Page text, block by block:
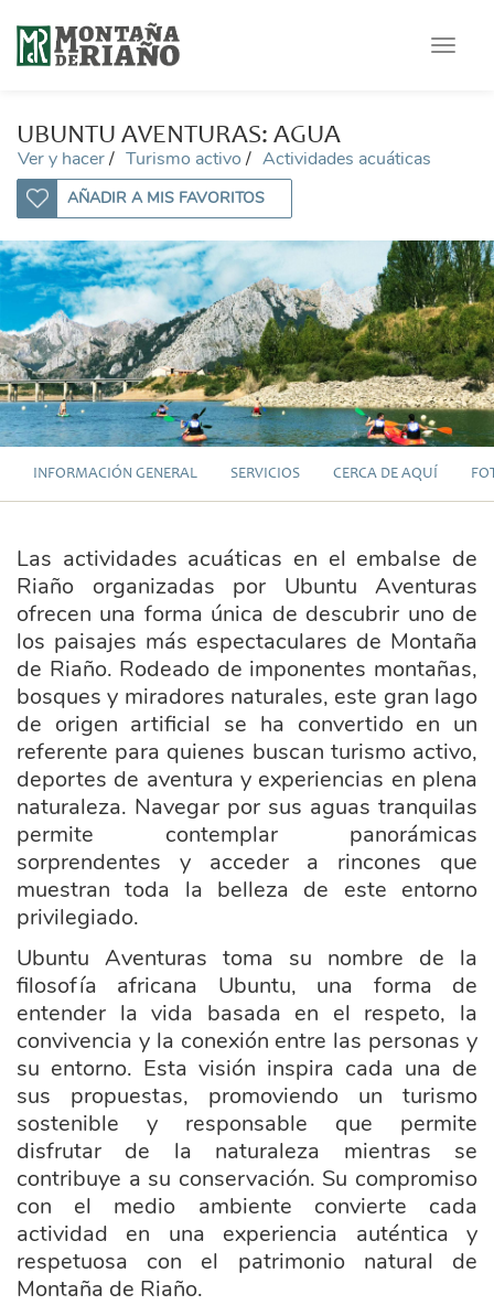
Toggle
UBUNTU AVENTURAS: AGUA
Ver y hacer Turismo activo Actividades acuáticas
AÑADIR A MIS FAVORITOS
INFORMACIÓN GENERAL SERVICIOS CERCA DE AQUÍ
Las actividades acuáticas en el embalse de
Riaño organizadas por Ubuntu Aventuras
ofrecen una forma única de descubrir uno de
los paisajes más espectaculares de Montaña
de Riaño. Rodeado de imponentes montañas,
bosques y miradores naturales, este gran lago
de origen artificial se ha convertido en un
referente para quienes buscan turismo activo,
deportes de aventura y experiencias en plena
naturaleza. Navegar por sus aguas tranquilas
permite contemplar panorámicas
sorprendentes y acceder a rincones que
muestran toda la belleza de este entorno
privilegiado.
Ubuntu Aventuras toma su nombre de la
filosofía africana Ubuntu, una forma de
entender la vida basada en el respeto, la
convivencia y la conexión entre las personas y
su entorno. Esta visión inspira cada una de
sus propuestas, promoviendo un turismo
sostenible y responsable que permite
disfrutar de la naturaleza mientras se
contribuye a su conservación. Su compromiso
con el medio ambiente convierte cada
actividad en una experiencia auténtica y
respetuosa con el patrimonio natural de
Montaña de Riaño.